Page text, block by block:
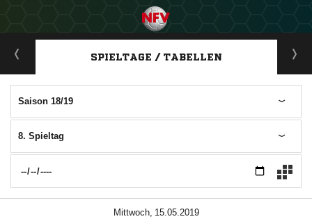
ANZEIGE
SPIELTAGE / TABELLEN
Saison 18/19
8. Spieltag
 